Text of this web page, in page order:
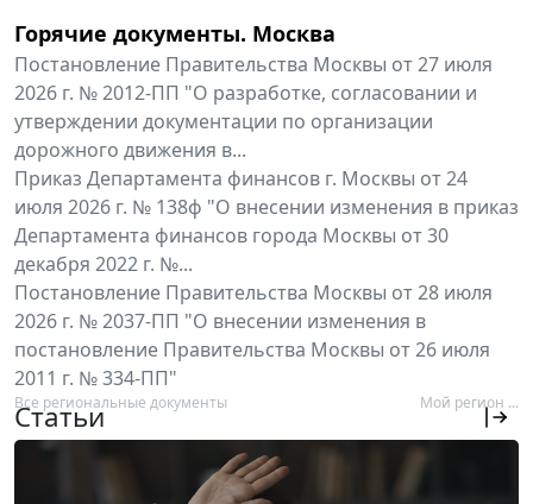
Горячие документы. Москва
Постановление Правительства Москвы от 27 июля
2026 г. № 2012-ПП "О разработке, согласовании и
утверждении документации по организации
дорожного движения в...
Приказ Департамента финансов г. Москвы от 24
июля 2026 г. № 138ф "О внесении изменения в приказ
Департамента финансов города Москвы от 30
декабря 2022 г. №...
Постановление Правительства Москвы от 28 июля
2026 г. № 2037-ПП "О внесении изменения в
постановление Правительства Москвы от 26 июля
2011 г. № 334-ПП"
Все региональные документы Мой регион ...
Статьи